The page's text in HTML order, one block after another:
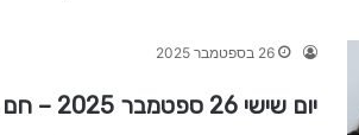
26 בספטמבר 2025
יום שישי 26 ספטמבר 2025 – חם בעולם הפיננסים